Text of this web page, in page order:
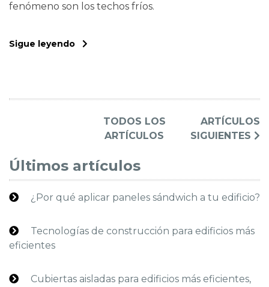
fenómeno son los techos fríos.
Sigue leyendo
TODOS LOS
ARTÍCULOS
ARTÍCULOS
SIGUIENTES
Últimos artículos
¿Por qué aplicar paneles sándwich a tu edificio?
Tecnologías de construcción para edificios más
eficientes
Cubiertas aisladas para edificios más eficientes,